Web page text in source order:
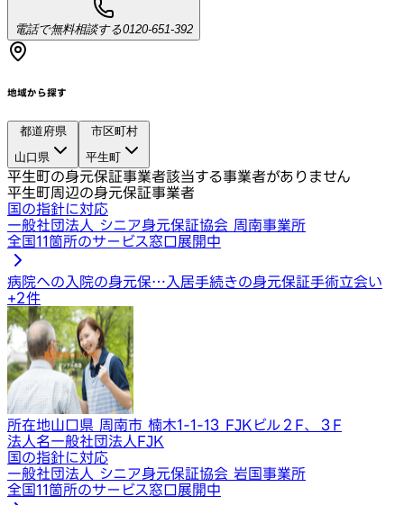
電話で無料相談する0120-651-392
地域から探す
都道府県
山口県
市区町村
平生町
平生町の身元保証事業者該当する事業者がありません
平生町周辺の身元保証事業者
国の指針に対応
一般社団法人 シニア身元保証協会 周南事業所
全国11箇所のサービス窓口展開中
病院への入院の身元保… 入居手続きの身元保証手術立会い
+2件
所在地山口県 周南市 楠木1-1-13 FJKビル２F、３F
法人名一般社団法人FJK
国の指針に対応
一般社団法人 シニア身元保証協会 岩国事業所
全国11箇所のサービス窓口展開中